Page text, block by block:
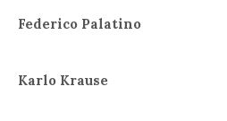
Federico Palatino
Karlo Krause